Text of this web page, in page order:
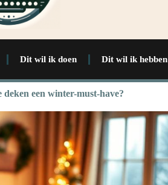
Dit wil ik doen Dit wil ik hebben
een winter-must-have?